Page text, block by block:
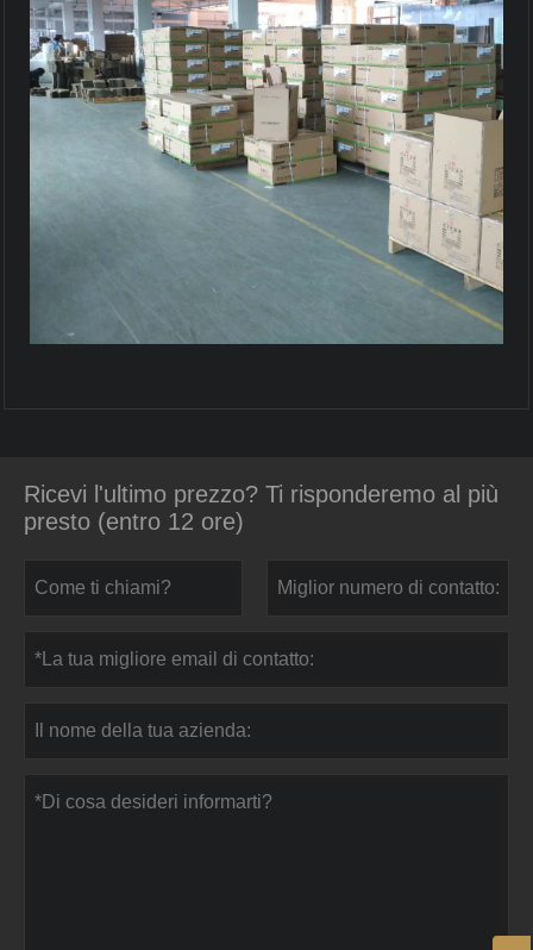
Ricevi l'ultimo prezzo? Ti risponderemo al più
presto (entro 12 ore)